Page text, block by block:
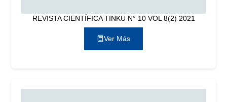
REVISTA CIENTÍFICA TINKU N° 10 VOL 8(2) 2021
Ver Más